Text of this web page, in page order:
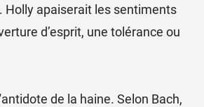
Holly apaiserait les sentiments
d’esprit, une tolérance ou
de la haine. Selon Bach,